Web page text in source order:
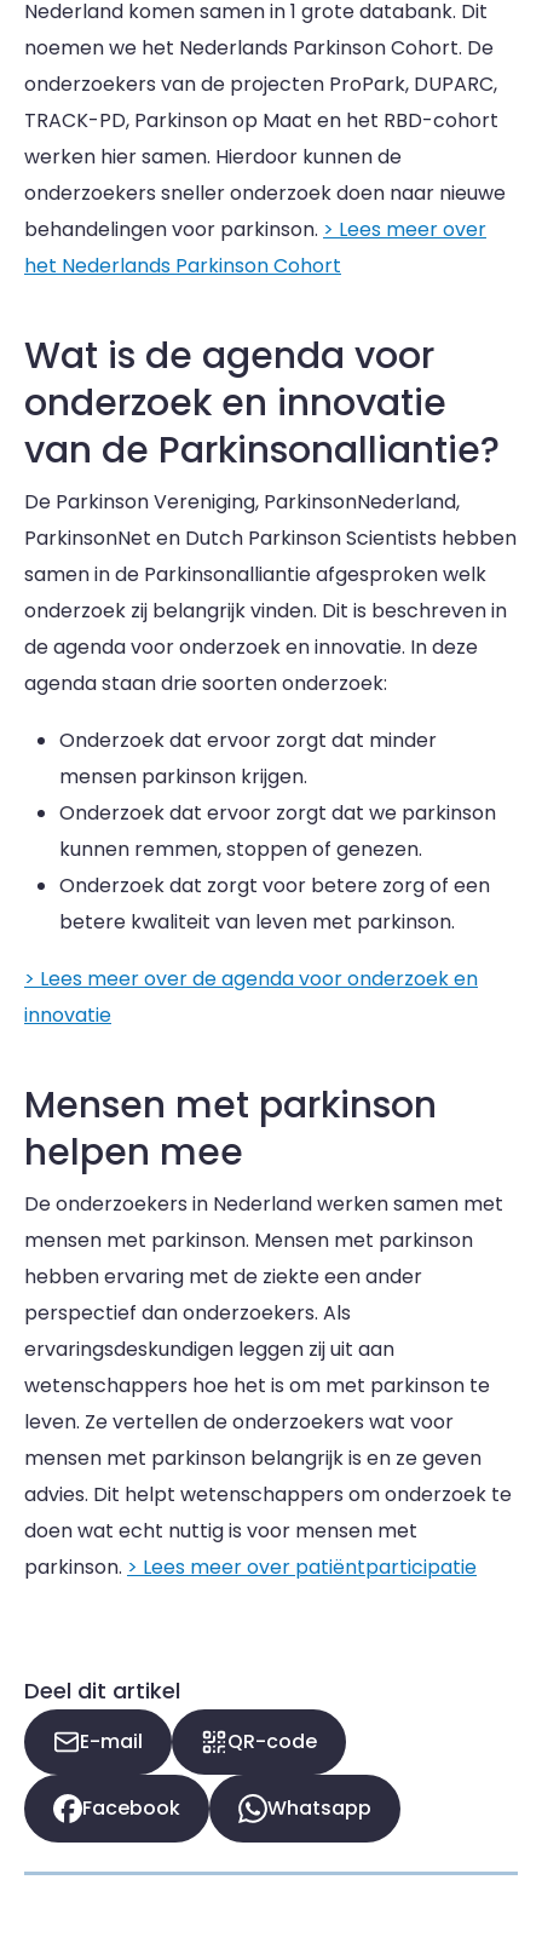
Nederland komen samen in 1 grote databank. Dit
noemen we het Nederlands Parkinson Cohort. De
onderzoekers van de projecten ProPark, DUPARC,
TRACK-PD, Parkinson op Maat en het RBD-cohort
werken hier samen. Hierdoor kunnen de
onderzoekers sneller onderzoek doen naar nieuwe
behandelingen voor parkinson. > Lees meer over
het Nederlands Parkinson Cohort
Wat is de agenda voor
onderzoek en innovatie
van de Parkinsonalliantie?
De Parkinson Vereniging, ParkinsonNederland,
ParkinsonNet en Dutch Parkinson Scientists hebben
samen in de Parkinsonalliantie afgesproken welk
onderzoek zij belangrijk vinden. Dit is beschreven in
de agenda voor onderzoek en innovatie. In deze
agenda staan drie soorten onderzoek:
Onderzoek dat ervoor zorgt dat minder
mensen parkinson krijgen.
Onderzoek dat ervoor zorgt dat we parkinson
kunnen remmen, stoppen of genezen.
Onderzoek dat zorgt voor betere zorg of een
betere kwaliteit van leven met parkinson.
> Lees meer over de agenda voor onderzoek en
innovatie
Mensen met parkinson
helpen mee
De onderzoekers in Nederland werken samen met
mensen met parkinson. Mensen met parkinson
hebben ervaring met de ziekte een ander
perspectief dan onderzoekers. Als
ervaringsdeskundigen leggen zij uit aan
wetenschappers hoe het is om met parkinson te
leven. Ze vertellen de onderzoekers wat voor
mensen met parkinson belangrijk is en ze geven
advies. Dit helpt wetenschappers om onderzoek te
doen wat echt nuttig is voor mensen met
parkinson. > Lees meer over patiëntparticipatie
Deel dit artikel
E-mail QR-code
Facebook Whatsapp